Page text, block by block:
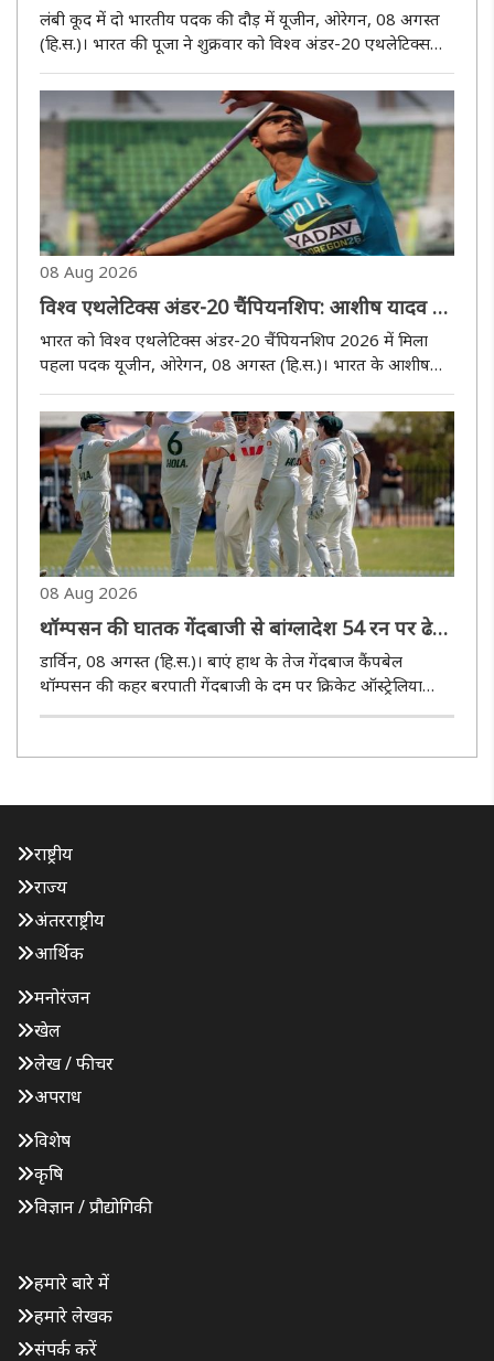
के फाइनल में बनाई जगह
लंबी कूद में दो भारतीय पदक की दौड़ में यूजीन, ओरेगन, 08 अगस्त
(हि.स.)। भारत की पूजा ने शुक्रवार को विश्व अंडर-20 एथलेटिक्स
बना ली। राष्ट्रीय रिकॉर्डधारी पूजा ने 1.79 मीटर की सर्वश्रेष्ठ..
08 Aug 2026
विश्व एथलेटिक्स अंडर-20 चैंपियनशिप: आशीष यादव ने
भाला फेंक में जीता रजत
भारत को विश्व एथलेटिक्स अंडर-20 चैंपियनशिप 2026 में मिला
पहला पदक यूजीन, ओरेगन, 08 अगस्त (हि.स.)। भारत के आशीष
में पुरुषों की भाला फेंक स्पर्धा में रजत पदक जीतकर देश का खाता
खोला। आशीष ..
08 Aug 2026
थॉम्पसन की घातक गेंदबाजी से बांग्लादेश 54 रन पर ढेर,
ऑस्ट्रेलिया एकादश ने पारी और 38 रन से दर्ज की जीत
डार्विन, 08 अगस्त (हि.स.)। बाएं हाथ के तेज गेंदबाज कैंपबेल
थॉम्पसन की कहर बरपाती गेंदबाजी के दम पर क्रिकेट ऑस्ट्रेलिया
राष्ट्रीय
राज्य
अंतरराष्ट्रीय
आर्थिक
मनोरंजन
खेल
लेख / फीचर
अपराध
विशेष
कृषि
विज्ञान / प्रौद्योगिकी
हमारे बारे में
हमारे लेखक
संपर्क करें